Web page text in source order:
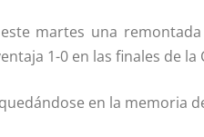
martes una
1-0 en las finales de la
en la memoria